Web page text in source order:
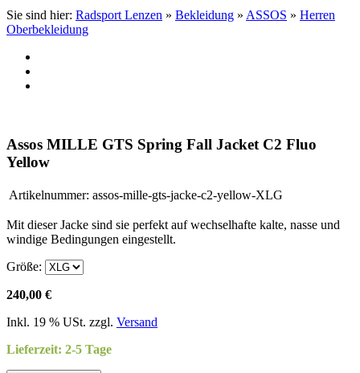
Sie sind hier: Radsport Lenzen » Bekleidung » ASSOS » Herren
Oberbekleidung
Assos MILLE GTS Spring Fall Jacket C2 Fluo
Yellow
Artikelnummer: assos-mille-gts-jacke-c2-yellow-XLG
Mit dieser Jacke sind sie perfekt auf wechselhafte kalte, nasse und
windige Bedingungen eingestellt.
Größe:
240,00 €
Inkl. 19 % USt. zzgl. Versand
Lieferzeit: 2-5 Tage